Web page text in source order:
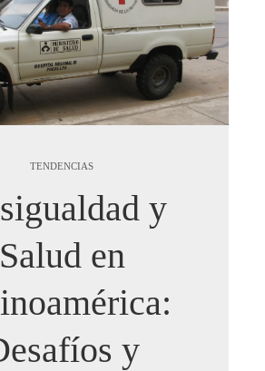
TENDENCIAS
y
Salud en
y